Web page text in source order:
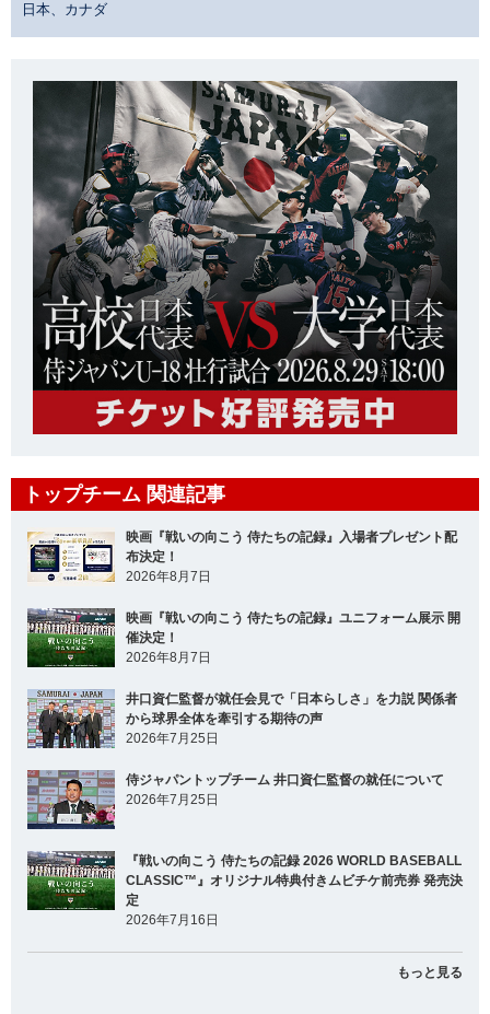
日本、カナダ
トップチーム 関連記事
映画『戦いの向こう 侍たちの記録』入場者プレゼント配
布決定！
2026年8月7日
映画『戦いの向こう 侍たちの記録』ユニフォーム展示 開
催決定！
2026年8月7日
井口資仁監督が就任会見で「日本らしさ」を力説 関係者
から球界全体を牽引する期待の声
2026年7月25日
侍ジャパントップチーム 井口資仁監督の就任について
2026年7月25日
『戦いの向こう 侍たちの記録 2026 WORLD BASEBALL
CLASSIC™』オリジナル特典付きムビチケ前売券 発売決
定
2026年7月16日
もっと見る